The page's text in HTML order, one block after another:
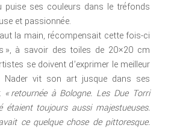
puise ses couleurs dans le tréfonds
et passionnée.
la main, récompensait cette fois-ci
», à savoir des toiles de 20×20 cm
se doivent d’exprimer le meilleur
Nader vit son art jusque dans ses
« retournée à Bologne. Les Due Torri
étaient toujours aussi majestueuses.
ce quelque chose de pittoresque.